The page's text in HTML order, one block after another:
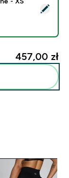
MP Tempo
457,00 zł‎